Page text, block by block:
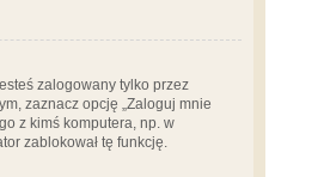
zalogowany tylko przez
zaznacz opcję „Zaloguj mnie
z kimś komputera, np. w
zablokował tę funkcję.